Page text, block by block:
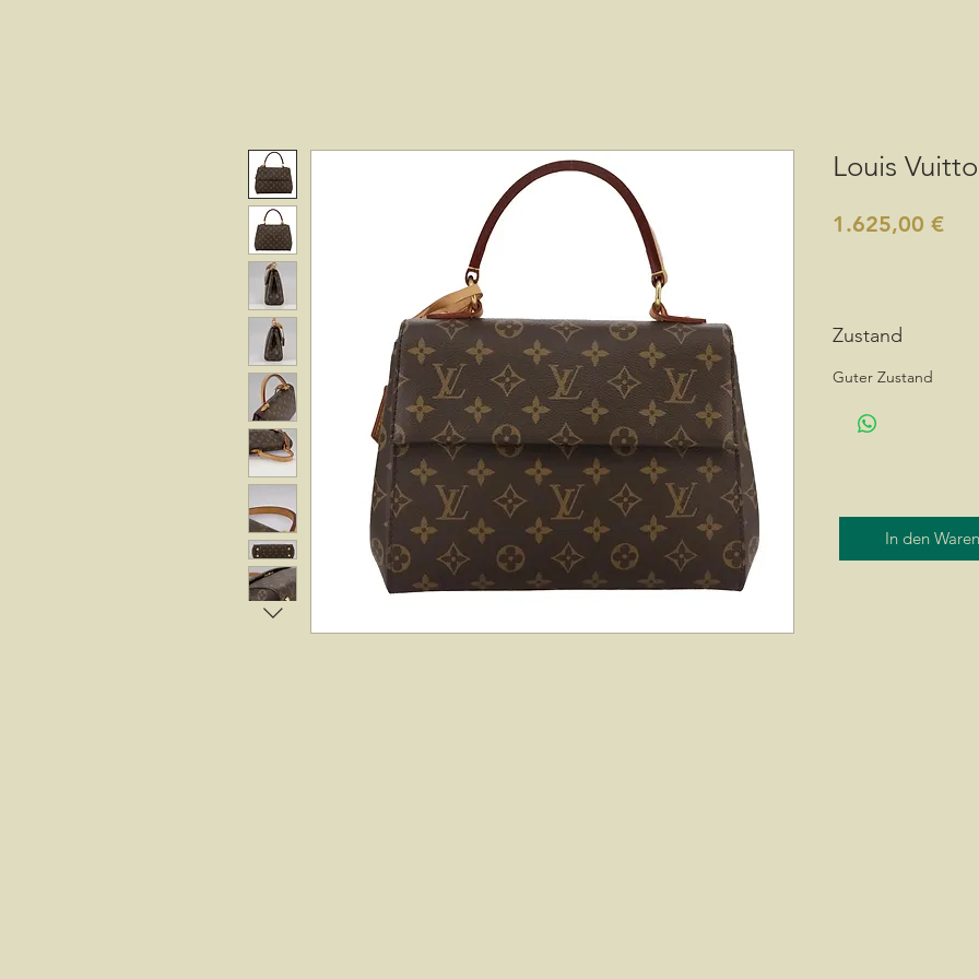
Louis
1.625,00 €Preis
Zustand
Guter Zustand
In den